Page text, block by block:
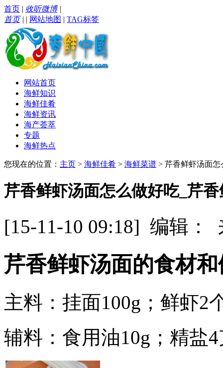
首页 | 收听微博|
首页| | 网站地图 | TAG标签
网站首页
海鲜知识
海鲜佳肴
海鲜资讯
海产荟萃
专题
海鲜热点
您现在的位置： 主页 > 海鲜佳肴 > 海鲜菜谱 > 芹香鲜虾汤面
芹香鲜虾汤面怎么做好吃_芹
[15-11-10 09:18] 编辑
芹香鲜虾汤面的食材
主料：挂面100g；鲜虾2
辅料：食用油10g；精盐